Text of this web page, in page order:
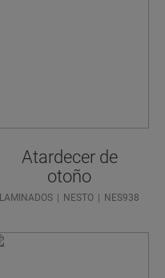
Atardecer de
otoño
LAMINADOS NESTO NES938